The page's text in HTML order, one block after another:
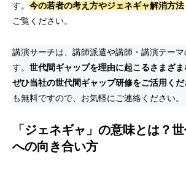
す。 今の若者の考え方やジェネギャ解消方法
ご覧ください。
講演サーチは、講師派遣や講師・講演テーマ
す。 世代間ギャップを理由に起こるさまざ
ぜひ当社の世代間ギャップ研修をご活用くだ
も無料ですので、お気軽にご連絡ください。
「ジェネギャ」の意味とは？
への向き合い方